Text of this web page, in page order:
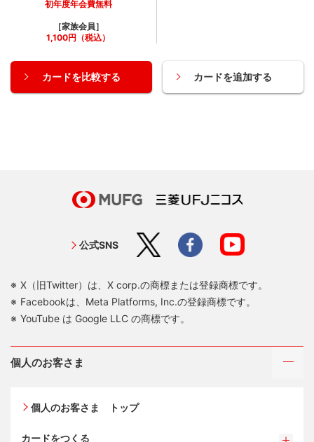
初年度年会費無料
［家族会員］
1,100円（税込）
カードを比較する カードを追加する
公式SNS
X（旧Twitter）は、X corp.の商標または登録商標です。
Facebookは、Meta Platforms, Inc.の登録商標です。
YouTube は Google LLC の商標です。
個人のお客さま
個人のお客さま トップ
カードをつくる